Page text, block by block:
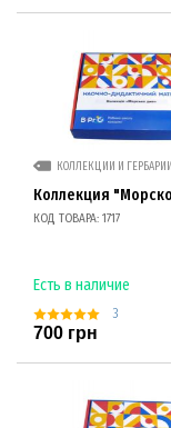
КОЛЛЕКЦИИ И ГЕРБАРИИ
Коллекция
КОД ТОВАРА: 1717
Есть в наличие
3
700 грн